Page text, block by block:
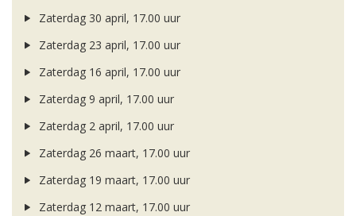
Zaterdag 30 april, 17.00 uur
Zaterdag 23 april, 17.00 uur
Zaterdag 16 april, 17.00 uur
Zaterdag 9 april, 17.00 uur
Zaterdag 2 april, 17.00 uur
Zaterdag 26 maart, 17.00 uur
Zaterdag 19 maart, 17.00 uur
Zaterdag 12 maart, 17.00 uur